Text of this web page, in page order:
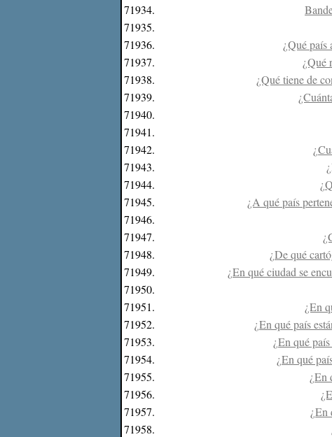
71934.
71935.
71936.
¿Qué país
71937.
¿Qué
71938.
¿Qué tiene de
71939.
71940.
71941.
71942.
71943.
71944.
71945.
¿A qué país
71946.
71947.
71948.
¿De qué
71949.
¿En qué ciudad se
71950.
71951.
¿En
71952.
¿En qué país
71953.
¿En qué
71954.
¿En qué
71955.
¿En
71956.
71957.
¿En
71958.